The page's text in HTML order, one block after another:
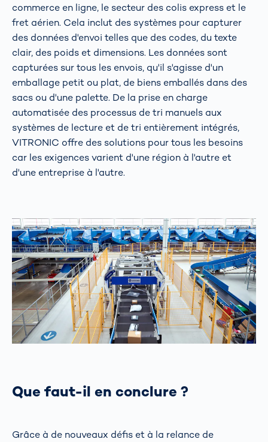
commerce en ligne, le secteur des colis express et le
fret aérien. Cela inclut des systèmes pour capturer
des données d'envoi telles que des codes, du texte
clair, des poids et dimensions. Les données sont
capturées sur tous les envois, qu'il s'agisse d'un
emballage petit ou plat, de biens emballés dans des
sacs ou d'une palette. De la prise en charge
automatisée des processus de tri manuels aux
systèmes de lecture et de tri entièrement intégrés,
VITRONIC offre des solutions pour tous les besoins
car les exigences varient d'une région à l'autre et
d'une entreprise à l'autre.
Que faut-il en conclure ?
Grâce à de nouveaux défis et à la relance de